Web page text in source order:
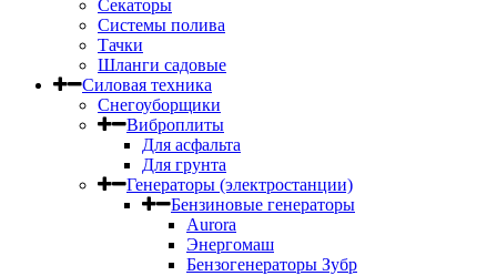
Секаторы
Системы полива
Тачки
Шланги садовые
Силовая техника
Снегоуборщики
Виброплиты
Для асфальта
Для грунта
Генераторы (электростанции)
Бензиновые генераторы
Aurora
Энергомаш
Бензогенераторы Зубр